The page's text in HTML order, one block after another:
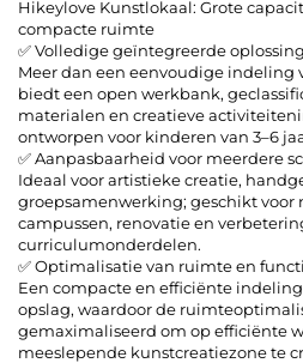
Hikeylove Kunstlokaal: Grote
compacte ruimte
✅ Volledige geïntegreerde oplossing
Meer dan een eenvoudige
biedt een open werkbank,
materialen en creatieve
ontworpen voor kinderen van 3–6
✅ Aanpasbaarheid voor meerdere
Ideaal voor artistieke creatie,
groepsamenwerking; geschikt voor
campussen, renovatie en
curriculumonderdelen.
✅ Optimalisatie van ruimte en
Een compacte en efficiënte
opslag, waardoor de
gemaximaliseerd om op efficiënte
meeslepende kunstcreatiezone te